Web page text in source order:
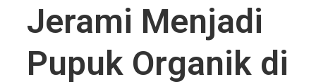
Jerami Menjadi
Pupuk Organik di